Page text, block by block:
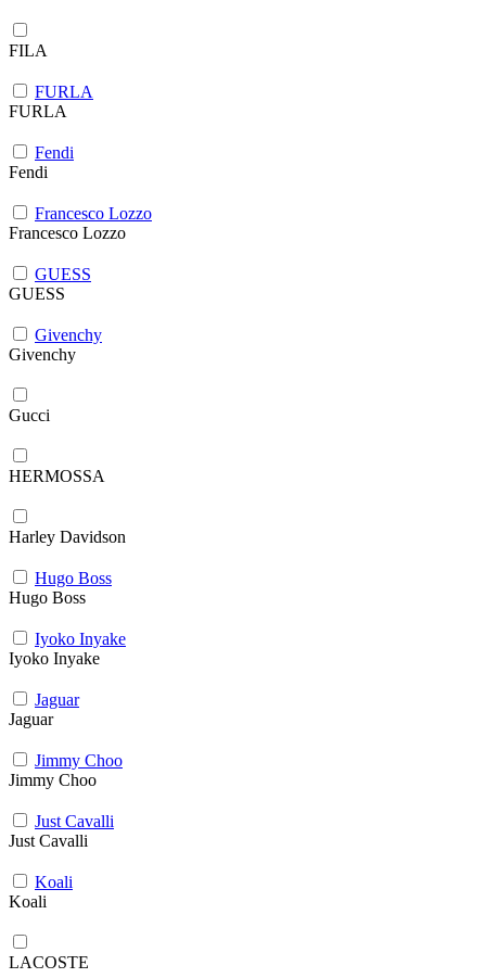
FILA
FURLA
FURLA
Fendi
Fendi
Francesco Lozzo
Francesco Lozzo
GUESS
GUESS
Givenchy
Givenchy
Gucci
HERMOSSA
Harley Davidson
Hugo Boss
Hugo Boss
Iyoko Inyake
Iyoko Inyake
Jaguar
Jaguar
Jimmy Choo
Jimmy Choo
Just Cavalli
Just Cavalli
Koali
Koali
LACOSTE